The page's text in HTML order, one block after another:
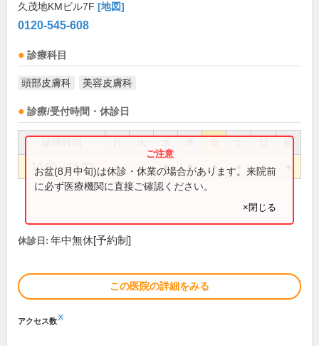
久茂地KMビル7F [地図]
0120-545-608
診療科目
頭部皮膚科 美容皮膚科
診療/受付時間・休診日
祝
10:00～19:00 ● ● ● ● ● ●
お盆(8月中旬)は休診・休業の場合があります。来院前
に必ず医療機関に直接ご確認ください。
×閉じる
休診日: 年中無休[予約制]
この医院の詳細をみる
アクセス数※